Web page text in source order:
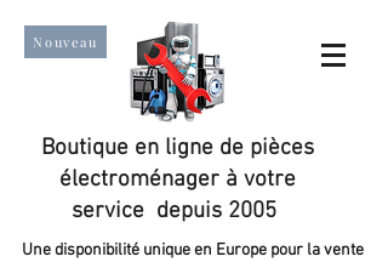
Nouveau
Boutique en ligne de pièces
électroménager à votre
service depuis 2005
Une disponibilité unique en Europe pour la vente